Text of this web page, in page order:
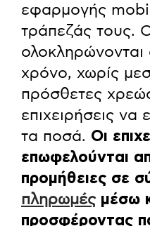
εφαρμογής
τράπεζάς τους.
ολοκληρώνονται
χρόνο, χωρίς
πρόσθετες
επιχειρήσεις να
τα ποσά. Οι
επωφελούνται
προμήθειες σε
πληρωμέςμέσω
προσφέροντας